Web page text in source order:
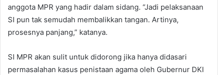
anggota MPR yang hadir dalam sidang. “Jadi pelaksanaan
SI pun tak semudah membalikkan tangan. Artinya,
prosesnya panjang,” katanya.
SI MPR akan sulit untuk didorong jika hanya didasari
permasalahan kasus penistaan agama oleh Gubernur DKI